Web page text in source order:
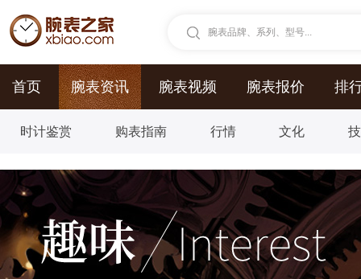
腕表品牌、系列、型号...
首页 腕表资讯 腕表视频 腕表报价 排
时计鉴赏 购表指南 行情 文化